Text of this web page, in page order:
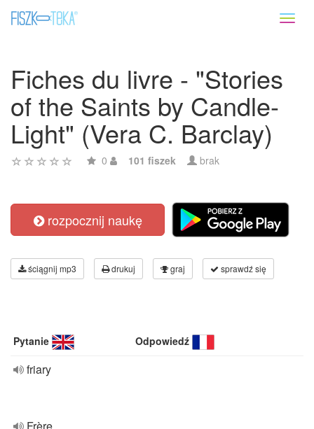
Fiches du livre - "Stories
of the Saints by Candle-
Light" (Vera C. Barclay)
0 101 fiszek brak
rozpocznij naukę
ściągnij mp3 drukuj graj sprawdź się
Pytanie Odpowiedź
friary